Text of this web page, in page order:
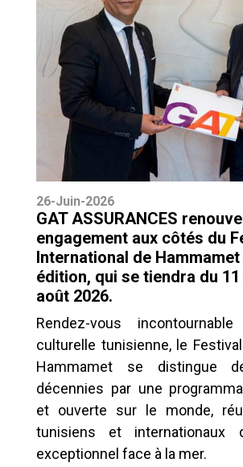
26-Juin-2026
GAT ASSURANCES
engagement aux côtés du
International de Hammamet
édition, qui se tiendra du
août 2026.
Rendez-vous
culturelle tunisienne, le
Hammamet se distingue
décennies par une
et ouverte sur le monde,
tunisiens et internationaux
exceptionnel face à la mer.